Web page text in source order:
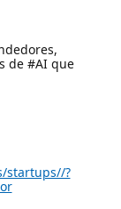
de #AI que
startups//?